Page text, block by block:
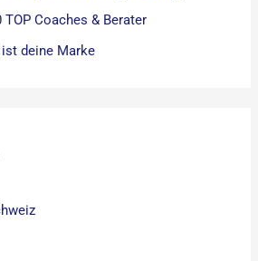
Coaches & Berater
deine Marke